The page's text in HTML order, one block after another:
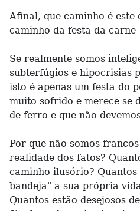
Afinal, que caminho é este
caminho da festa da carne
Se realmente somos
subterfúgios e hipocrisias
isto é apenas um festa do
muito sofrido e merece se
de ferro e que não
Por que não somos
realidade dos fatos?
caminho ilusório?
bandeja" a sua própria
Quantos estão desejosos